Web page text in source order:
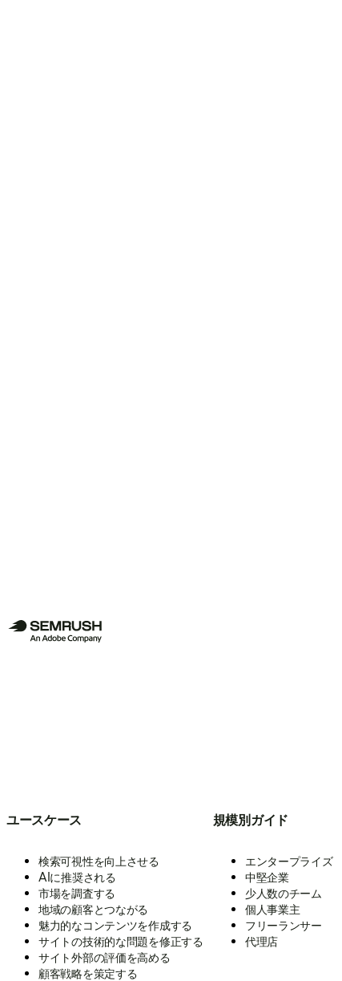
ユースケース
検索可視性を向上させる
AIに推奨される
市場を調査する
地域の顧客とつながる
魅力的なコンテンツを作成する
サイトの技術的な問題を修正する
サイト外部の評価を高める
顧客戦略を策定する
規模別ガイド
エンタープライズ
中堅企業
少人数のチーム
個人事業主
フリーランサー
代理店